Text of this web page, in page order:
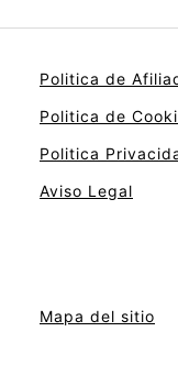
Politica de
Politica de
Politica
Aviso Legal
Mapa del sitio